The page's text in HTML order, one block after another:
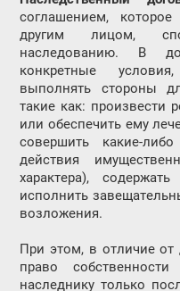
соглашением,
другим лицом,
наследованию. В
конкретные
выполнять стороны
такие как: произвести
или обеспечить ему
совершить какие-
действия
характера),
исполнить
возложения.
При этом, в отличие
право
наследнику только